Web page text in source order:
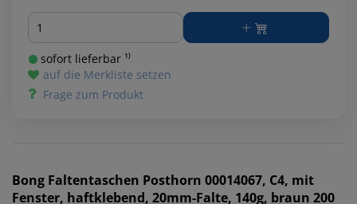
Menge
sofort lieferbar ¹⁾
auf die Merkliste setzen
Frage zum Produkt
Bong Faltentaschen Posthorn 00014067, C4, mit
Fenster, haftklebend, 20mm-Falte, 140g, braun 200